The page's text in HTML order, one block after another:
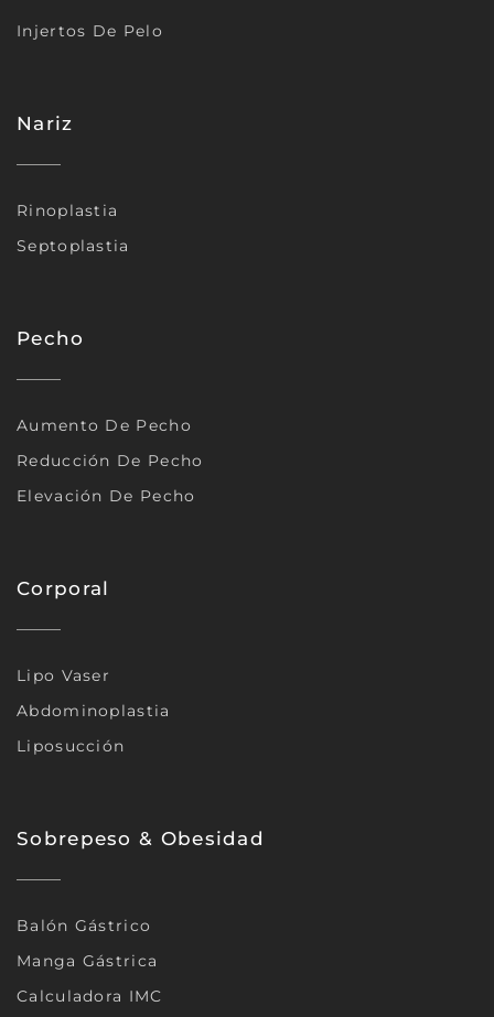
Injertos De Pelo
Nariz
Rinoplastia
Septoplastia
Pecho
Aumento De Pecho
Reducción De Pecho
Elevación De Pecho
Corporal
Lipo Vaser
Abdominoplastia
Liposucción
Sobrepeso & Obesidad
Balón Gástrico
Manga Gástrica
Calculadora IMC